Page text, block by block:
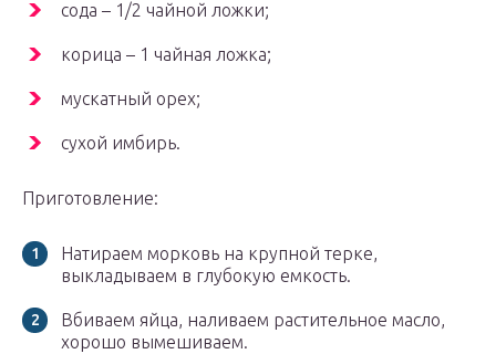
сода – 1/2 чайной ложки;
корица – 1 чайная ложка;
мускатный орех;
сухой имбирь.
Приготовление:
Натираем морковь на крупной терке,
выкладываем в глубокую емкость.
Вбиваем яйца, наливаем растительное масло,
хорошо вымешиваем.